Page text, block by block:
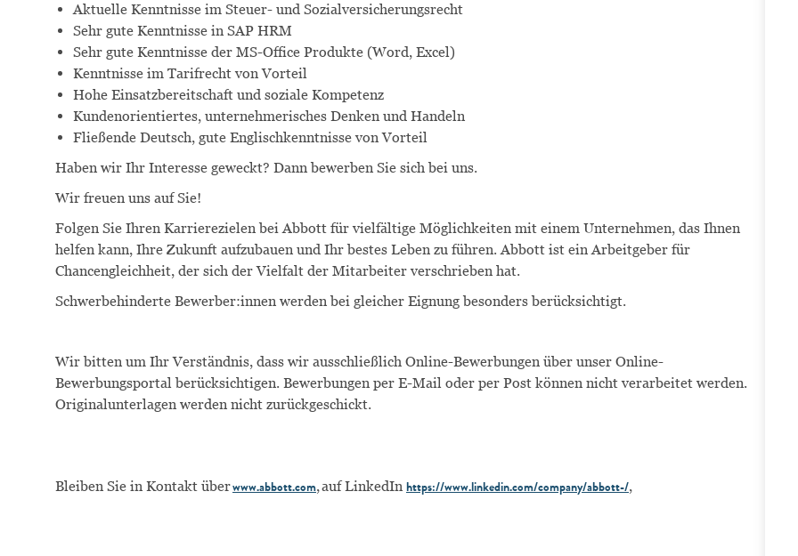
Aktuelle Kenntnisse im Steuer- und Sozialversicherungsrecht
Sehr gute Kenntnisse in SAP HRM
Sehr gute Kenntnisse der MS-Office Produkte (Word, Excel)
Kenntnisse im Tarifrecht von Vorteil
Hohe Einsatzbereitschaft und soziale Kompetenz
Kundenorientiertes, unternehmerisches Denken und Handeln
Fließende Deutsch, gute Englischkenntnisse von Vorteil
Haben wir Ihr Interesse geweckt? Dann bewerben Sie sich bei uns.
Wir freuen uns auf Sie!
Folgen Sie Ihren Karrierezielen bei Abbott für vielfältige Möglichkeiten mit einem Unternehmen, das Ihnen
helfen kann, Ihre Zukunft aufzubauen und Ihr bestes Leben zu führen. Abbott ist ein Arbeitgeber für
Chancengleichheit, der sich der Vielfalt der Mitarbeiter verschrieben hat.
Schwerbehinderte Bewerber:innen werden bei gleicher Eignung besonders berücksichtigt.
Wir bitten um Ihr Verständnis, dass wir ausschließlich Online-Bewerbungen über unser Online-
Bewerbungsportal berücksichtigen. Bewerbungen per E-Mail oder per Post können nicht verarbeitet werden.
Originalunterlagen werden nicht zurückgeschickt.
Bleiben Sie in Kontakt überwww.abbott.com, auf LinkedIn https://www.linkedin.com/company/abbott-/,